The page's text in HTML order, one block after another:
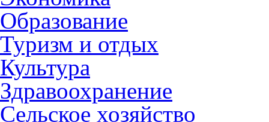
Образование
Туризм и отдых
Культура
Здравоохранение
Сельское хозяйство